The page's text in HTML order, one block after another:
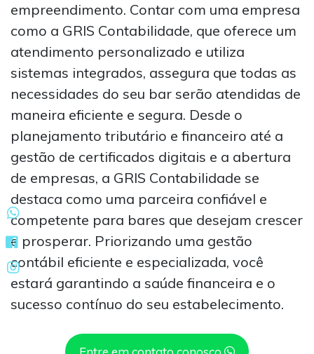
empreendimento. Contar com uma empresa
como a GRIS Contabilidade, que oferece um
atendimento personalizado e utiliza
sistemas integrados, assegura que todas as
necessidades do seu bar serão atendidas de
maneira eficiente e segura. Desde o
planejamento tributário e financeiro até a
gestão de certificados digitais e a abertura
de empresas, a GRIS Contabilidade se
destaca como uma parceira confiável e
competente para bares que desejam crescer
e prosperar. Priorizando uma gestão
contábil eficiente e especializada, você
estará garantindo a saúde financeira e o
sucesso contínuo do seu estabelecimento.